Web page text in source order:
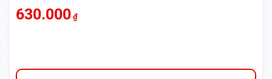
630.000 ₫